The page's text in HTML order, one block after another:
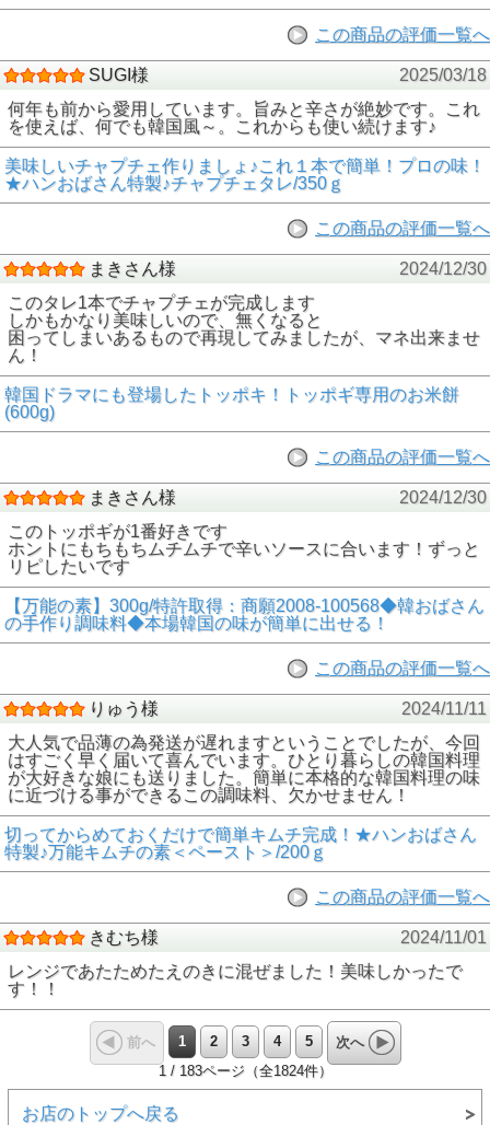
この商品の評価一覧へ
SUGI様
2025/03/18
何年も前から愛用しています。旨みと辛さが絶妙です。これ
を使えば、何でも韓国風～。これからも使い続けます♪
美味しいチャプチェ作りましょ♪これ１本で簡単！プロの味！
★ハンおばさん特製♪チャプチェタレ/350ｇ
この商品の評価一覧へ
まきさん様
2024/12/30
このタレ1本でチャプチェが完成します
しかもかなり美味しいので、無くなると
困ってしまいあるもので再現してみましたが、マネ出来ませ
ん！
韓国ドラマにも登場したトッポキ！トッポギ専用のお米餅
(600g)
この商品の評価一覧へ
まきさん様
2024/12/30
このトッポギが1番好きです
ホントにもちもちムチムチで辛いソースに合います！ずっと
リピしたいです
【万能の素】300g/特許取得：商願2008-100568◆韓おばさん
の手作り調味料◆本場韓国の味が簡単に出せる！
この商品の評価一覧へ
りゅう様
2024/11/11
大人気で品薄の為発送が遅れますということでしたが、今回
はすごく早く届いて喜んでいます。ひとり暮らしの韓国料理
が大好きな娘にも送りました。簡単に本格的な韓国料理の味
に近づける事ができるこの調味料、欠かせません！
切ってからめておくだけで簡単キムチ完成！★ハンおばさん
特製♪万能キムチの素＜ペースト＞/200ｇ
この商品の評価一覧へ
きむち様
2024/11/01
レンジであたためたえのきに混ぜました！美味しかったで
す！！
前へ 1 2 3 4 5
次へ
1 / 183ページ（全1824件）
お店のトップへ戻る